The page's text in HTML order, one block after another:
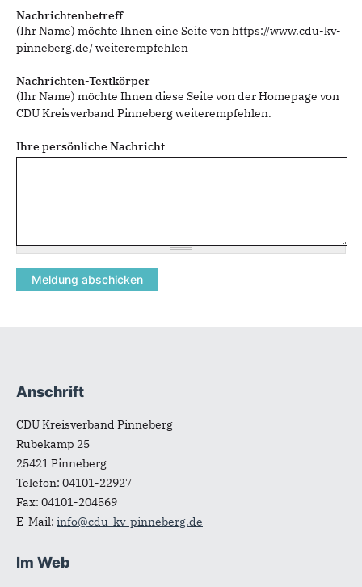
Nachrichtenbetreff
(Ihr Name) möchte Ihnen eine Seite von https://www.cdu-kv-
pinneberg.de/ weiterempfehlen
Nachrichten-Textkörper
(Ihr Name) möchte Ihnen diese Seite von der Homepage von
CDU Kreisverband Pinneberg weiterempfehlen.
Ihre persönliche Nachricht
Fußbereich
Anschrift
CDU Kreisverband Pinneberg
Rübekamp 25
25421Pinneberg
Telefon: 04101-22927
Fax: 04101-204569
E-Mail: info@cdu-kv-pinneberg.de
Im Web